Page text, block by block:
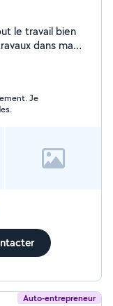
dans ma
Je
Auto-entrepreneur